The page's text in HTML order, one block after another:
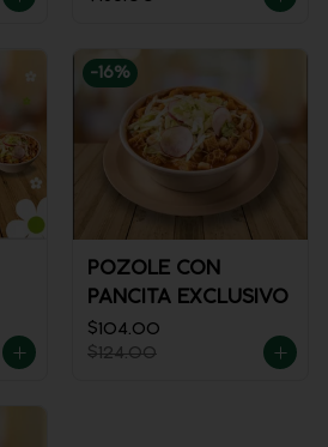
-16%
POZOLE CON
PANCITA EXCLUSIVO
$104.00
$124.00